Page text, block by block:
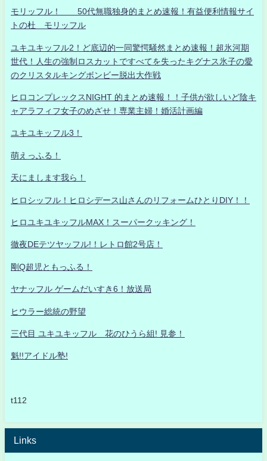
モリッフル！ 50代無職独身的まとめ速報！有益便利情報サイ
トの杜 モリッフル
ユキユキッフル2！ど底辺的一同驚愕騒然まとめ速報！超氷河期
世代！人生の強制ロスカットですべてを失ったキグナス氷子の愛
のクリスタルキングボンビー脱出大作戦
ヒロコンプレックスNIGHT 的まとめ速報！！子供が欲しいど陰キ
ャアラフィフ女子のめざせ！専業主婦！婚活計画編
ユキユキッフル3！
萌えっふる！
天にまします我ら！
ヒロシッフル！ヒロシデース山さんのリフォームひとりDIY！！
ヒロユキユキッフルMAX！スーパークッキング！
徹夜DEテツヤッフル!！レトロ館2号店！
剛Q超児ともっふる！
ヤナッフル ゲームだいすき6！放送局
ヒウラー総統の野望
三代目 ユキユキッフル 花のひうら組! 見参！
魁!!アイドル塾!
t112
Links